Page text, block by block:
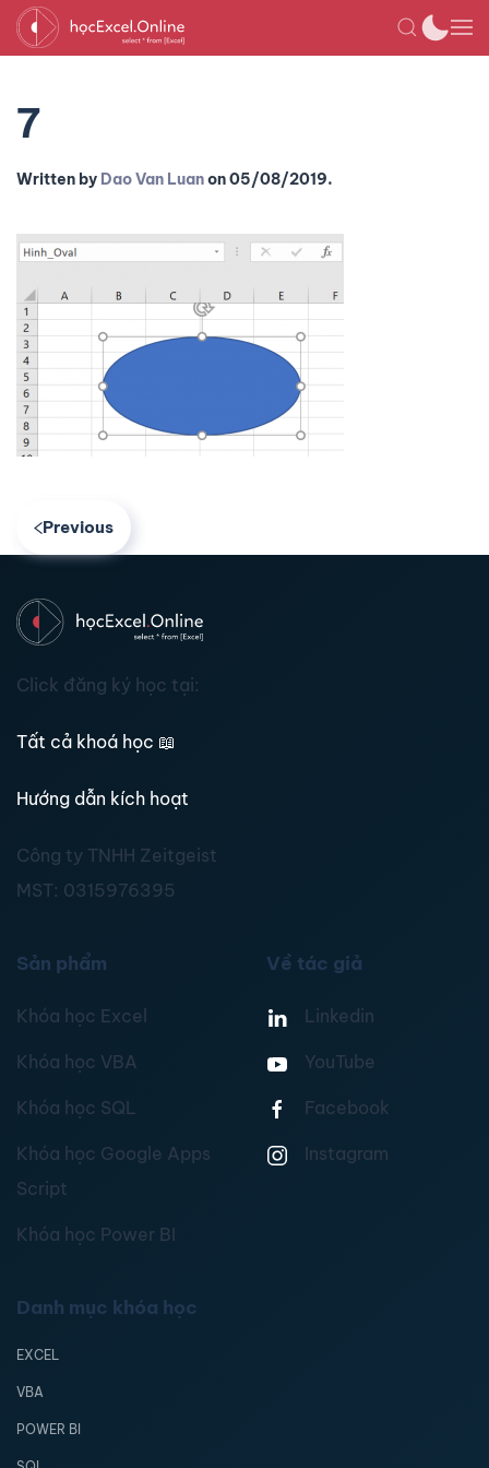
7
Written by Dao Van Luanon05/08/2019.
Previous
Click đăng ký học tại:
Tất cả khoá học 📖
Hướng dẫn kích hoạt
Công ty TNHH Zeitgeist
MST: 0315976395
Sản phẩm
Khóa học Excel
Khóa học VBA
Khóa học SQL
Khóa học Google Apps
Script
Khóa học Power BI
Về tác giả
Linkedin
YouTube
Facebook
Instagram
Danh mục khóa học
EXCEL
VBA
POWER BI